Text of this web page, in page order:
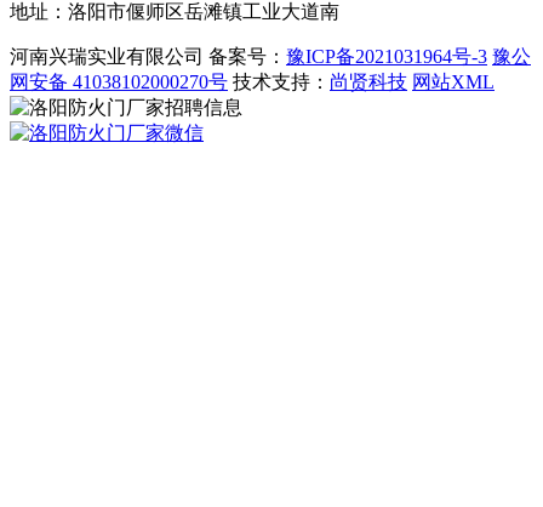
地址：洛阳市偃师区岳滩镇工业大道南
河南兴瑞实业有限公司 备案号： 豫ICP备2021031964号-3 豫公
网安备 41038102000270号 技术支持： 尚贤科技 网站XML